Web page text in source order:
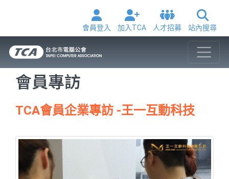
會員登入 加入TCA 人才招募 站內搜尋
會員專訪
TCA會員企業專訪 -王一互動科技